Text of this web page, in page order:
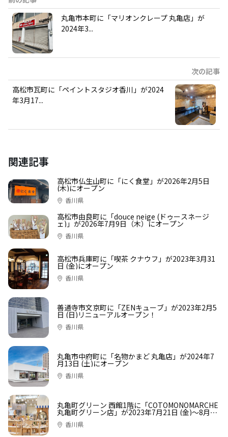
丸亀市本町に「マリオンクレープ 丸亀店」が
2024年3...
次の記事
高松市瓦町に「ペイントスタジオ香川」が2024
年3月17...
関連記事
高松市仏生山町に「にく食堂」が2026年2月5日
(木)にオープン
香川県
高松市由良町に「douce neige (ドゥースネージ
ェ)」が2026年7月9日（木）にオープン
香川県
高松市兵庫町に「喫茶 クナウフ」が2023年3月31
日 (金)にオープン
香川県
善通寺市文京町に「ZENキューブ」が2023年2月5
日 (日)リニューアルオープン！
香川県
丸亀市中府町に「名物かまど 丸亀店」が2024年7
月13日 (土)にオープン
香川県
丸亀町グリーン 西館1階に「COTOMONOMARCHE
丸亀町グリーン店」が2023年7月21日 (金)〜8月16
日 (水)まで期間限定ショップがオープン
香川県